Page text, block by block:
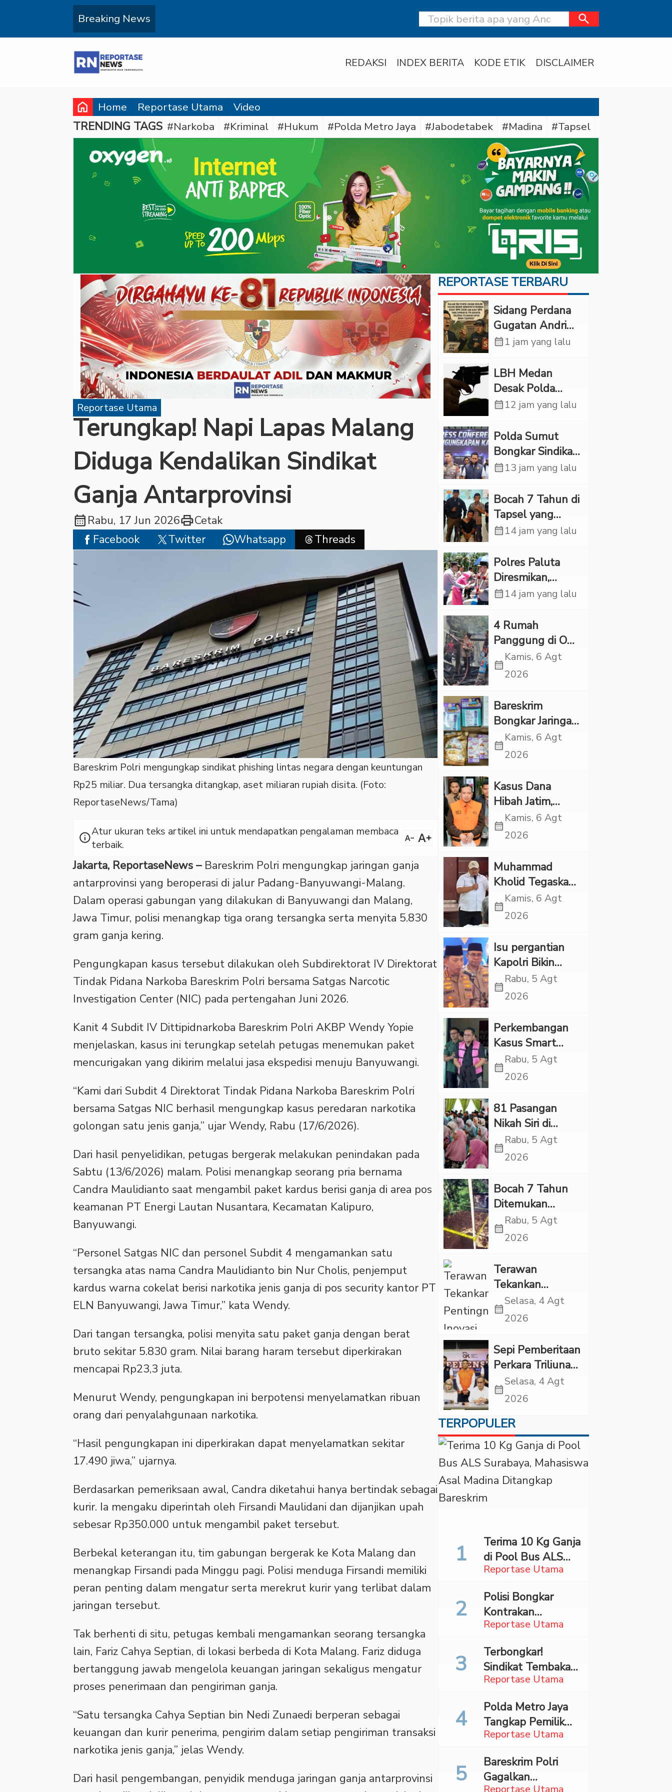
Breaking News search
REDAKSI INDEX BERITA KODE ETIK DISCLAIMER
home Home Reportase Utama Video
TRENDING TAGS #Narkoba #Kriminal #Hukum #Polda Metro Jaya #Jabodetabek #Madina #Tapsel
Reportase Utama
Terungkap! Napi Lapas Malang
Diduga Kendalikan Sindikat
Ganja Antarprovinsi
calendar_month Rabu, 17 Jun 2026printCetak
Facebook
Twitter Whatsapp Threads
Bareskrim Polri mengungkap sindikat phishing lintas negara dengan keuntungan
Rp25 miliar. Dua tersangka ditangkap, aset miliaran rupiah disita. (Foto:
ReportaseNews/Tama)
infoAtur ukuran teks artikel ini untuk mendapatkan pengalaman membaca
terbaik.
text_decrease text_increase
Jakarta, ReportaseNews –Bareskrim Polri mengungkap jaringan ganja
antarprovinsi yang beroperasi di jalur Padang-Banyuwangi-Malang.
Dalam operasi gabungan yang dilakukan di Banyuwangi dan Malang,
Jawa Timur, polisi menangkap tiga orang tersangka serta menyita 5.830
gram ganja kering.
‎Pengungkapan kasus tersebut dilakukan oleh Subdirektorat IV Direktorat
Tindak Pidana Narkoba Bareskrim Polri bersama Satgas Narcotic
Investigation Center (NIC) pada pertengahan Juni 2026.
‎Kanit 4 Subdit IV Dittipidnarkoba Bareskrim Polri AKBP Wendy Yopie
menjelaskan, kasus ini terungkap setelah petugas menemukan paket
mencurigakan yang dikirim melalui jasa ekspedisi menuju Banyuwangi.
‎“Kami dari Subdit 4 Direktorat Tindak Pidana Narkoba Bareskrim Polri
bersama Satgas NIC berhasil mengungkap kasus peredaran narkotika
golongan satu jenis ganja,” ujar Wendy, Rabu (17/6/2026).
‎Dari hasil penyelidikan, petugas bergerak melakukan penindakan pada
Sabtu (13/6/2026) malam. Polisi menangkap seorang pria bernama
Candra Maulidianto saat mengambil paket kardus berisi ganja di area pos
keamanan PT Energi Lautan Nusantara, Kecamatan Kalipuro,
Banyuwangi.
‎“Personel Satgas NIC dan personel Subdit 4 mengamankan satu
tersangka atas nama Candra Maulidianto bin Nur Cholis, penjemput
kardus warna cokelat berisi narkotika jenis ganja di pos security kantor PT
ELN Banyuwangi, Jawa Timur,” kata Wendy.
‎Dari tangan tersangka, polisi menyita satu paket ganja dengan berat
bruto sekitar 5.830 gram. Nilai barang haram tersebut diperkirakan
mencapai Rp23,3 juta.
‎Menurut Wendy, pengungkapan ini berpotensi menyelamatkan ribuan
orang dari penyalahgunaan narkotika.
‎“Hasil pengungkapan ini diperkirakan dapat menyelamatkan sekitar
17.490 jiwa,” ujarnya.
‎Berdasarkan pemeriksaan awal, Candra diketahui hanya bertindak sebagai
kurir. Ia mengaku diperintah oleh Firsandi Maulidani dan dijanjikan upah
sebesar Rp350.000 untuk mengambil paket tersebut.
‎Berbekal keterangan itu, tim gabungan bergerak ke Kota Malang dan
menangkap Firsandi pada Minggu pagi. Polisi menduga Firsandi memiliki
peran penting dalam mengatur serta merekrut kurir yang terlibat dalam
jaringan tersebut.
‎Tak berhenti di situ, petugas kembali mengamankan seorang tersangka
lain, Fariz Cahya Septian, di lokasi berbeda di Kota Malang. Fariz diduga
bertanggung jawab mengelola keuangan jaringan sekaligus mengatur
proses penerimaan dan pengiriman ganja.
‎“Satu tersangka Cahya Septian bin Nedi Zunaedi berperan sebagai
keuangan dan kurir penerima, pengirim dalam setiap pengiriman transaksi
narkotika jenis ganja,” jelas Wendy.
‎Dari hasil pengembangan, penyidik menduga jaringan ganja antarprovinsi
REPORTASE TERBARU
Sidang Perdana
Gugatan Andri
Tedjadharma di
KPKNL dan
PUPN Mangkir
calendar_month1 jam yang lalu
LBH Medan
Desak Polda
Sumut Usut
Lorenza
calendar_month12 jam yang lalu
Polda Sumut
Bongkar Sindikat
Scamming
Korban Rugi
Rp6,7 Miliar
calendar_month13 jam yang lalu
Bocah 7 Tahun di
Tapsel yang
Ditemukan
Ternyata Korban
Kekerasan
Seksual
calendar_month14 jam yang lalu
Polres Paluta
Diresmikan,
Begini
Kapolres Tapsel
calendar_month14 jam yang lalu
‎4 Rumah
Panggung di OKI
Ludes Terbakar,
Kerugian Capai
calendar_month
Kamis, 6 Agt
2026
Bareskrim
Bongkar Jaringan
Etomidate dari
Thailand, 4
calendar_month
Kamis, 6 Agt
2026
Kasus Dana
Hibah Jatim,
Siliwangi: Partai
Punya Tanggung
calendar_month
Kamis, 6 Agt
2026
Muhammad
Kholid Tegaskan
Propaganda
LGBT Harus
Minta Negara
Melindungi
Korban
calendar_month
Kamis, 6 Agt
2026
Isu pergantian
Kapolri Bikin
Panas, JMP Puji
Respons Jenderal
“Adem”
calendar_month
Rabu, 5 Agt
2026
Perkembangan
Kasus Smart
Village, Jaksa
Kembali Periksa
calendar_month
Rabu, 5 Agt
2026
81 Pasangan
Nikah Siri di
Tapsel Ikuti
Sidang Isbat
calendar_month
Rabu, 5 Agt
2026
Bocah 7 Tahun
Ditemukan
Tewas dalam
Sumur di Tapsel,
Kekerasan
calendar_month
Rabu, 5 Agt
2026
Terawan
Tekankan
Pentingnya
Inovasi
di “Indonesian
Brain Forum
2026 UPN
Veteran Jakarta”
calendar_month
Selasa, 4 Agt
2026
Sepi Pemberitaan
Perkara Triliunan
Rupiah Investree,
Ternyata Sudah
calendar_month
Selasa, 4 Agt
2026
TERPOPULER
Reportase Utama
Terima 10 Kg Ganja
di Pool Bus ALS
Surabaya,
Madina Ditangkap
Bareskrim
Reportase Utama
Polisi Bongkar
Kontrakan
Penyimpan 27,96
Reportase Utama
Terbongkar!
Sindikat Tembakau
Sintetis Bermodus
di Jaksel
Reportase Utama
Polda Metro Jaya
Tangkap Pemilik
Akun TikTok
Hoaks Ajakan
Demo Turunkan
Reportase Utama
Bareskrim Polri
Gagalkan